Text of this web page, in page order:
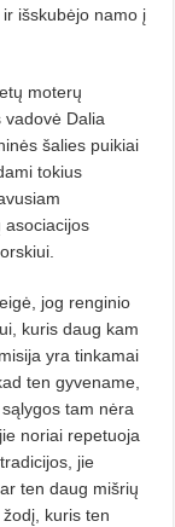
išskubėjo namo į
moterų
vadovė Dalia
šalies puikiai
tokius
asociacijos
jog renginio
kuris daug kam
yra tinkamai
ten gyvename,
tam nėra
noriai repetuoja
jie
ten daug mišrių
kuris ten